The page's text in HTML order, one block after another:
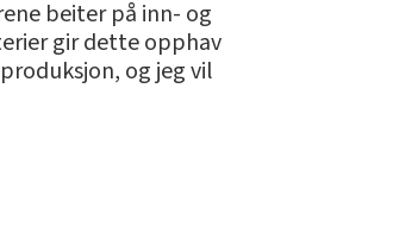
beiter på inn- og
gir dette opphav
og jeg vil